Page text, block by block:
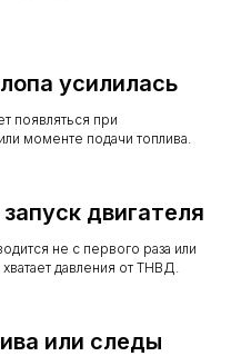
усилилась
появляться при
моменте подачи топлива.
двигателя
не с первого раза или
давления от ТНВД.
или следы